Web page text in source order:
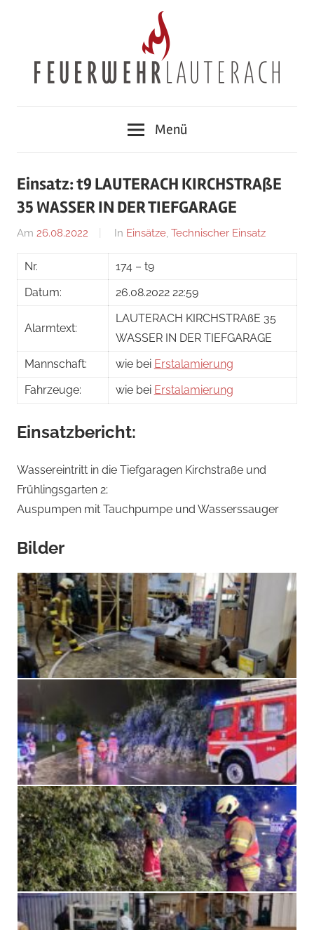
Lauterach
Menü
Einsatz: t9 LAUTERACH KIRCHSTRAßE
35 WASSER IN DER TIEFGARAGE
Am 26.08.2022
Von
Steiner
In Einsätze, Technischer Einsatz
Nr.
174 – t9
Datum:
26.08.2022 22:59
Alarmtext:
LAUTERACH KIRCHSTRAßE 35
WASSER IN DER TIEFGARAGE
Mannschaft:
wie bei Erstalamierung
Fahrzeuge:
wie bei Erstalamierung
Einsatzbericht:
Wassereintritt in die Tiefgaragen Kirchstraße und
Frühlingsgarten 2;
Auspumpen mit Tauchpumpe und Wasserssauger
Bilder